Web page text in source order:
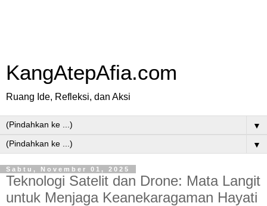
KangAtepAfia.com
Ruang Ide, Refleksi, dan Aksi
▼
▼
Sabtu, November 01, 2025
Teknologi Satelit dan Drone: Mata Langit
untuk Menjaga Keanekaragaman Hayati